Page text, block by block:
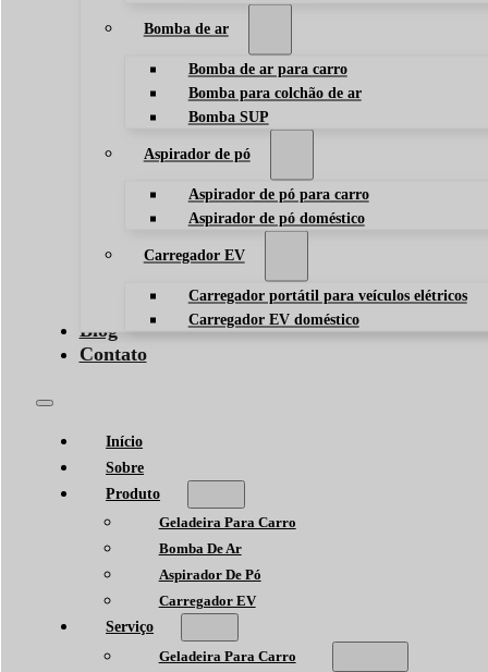
Bomba de ar
Bomba de ar para carro
Bomba para colchão de ar
Bomba SUP
Aspirador de pó
Aspirador de pó para carro
Aspirador de pó doméstico
Carregador EV
Carregador portátil para veículos elétricos
Carregador EV doméstico
Blog
Contato
Início
Sobre
Produto
Geladeira Para Carro
Bomba De Ar
Aspirador De Pó
Carregador EV
Serviço
Geladeira Para Carro